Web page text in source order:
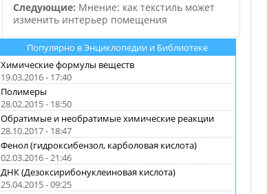
Следующие: Мнение: как текстиль может
изменить интерьер помещения
Популярно в Энциклопедии и Библиотеке
Химические формулы веществ
19.03.2016 - 17:40
Полимеры
28.02.2015 - 18:50
Обратимые и необратимые химические реакции
28.10.2017 - 18:47
Фенол (гидроксибензол, карболовая кислота)
02.03.2016 - 21:46
ДНК (Дезоксирибонуклеиновая кислота)
25.04.2015 - 09:25